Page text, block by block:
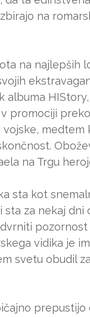
na
na najlepših
albuma
promociji
na Trgu
sta kot
sta za nekaj
vidika je
svetu obudil